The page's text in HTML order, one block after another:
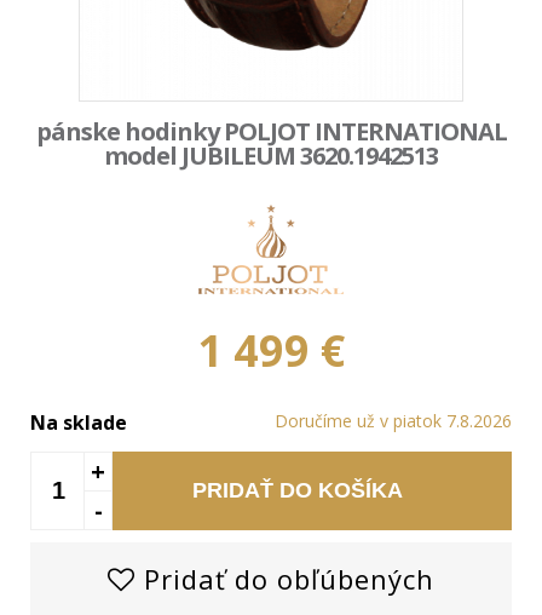
pánske hodinky POLJOT INTERNATIONAL
model JUBILEUM 3620.1942513
1 499 €
Na sklade Doručíme už v piatok 7.8.2026
PRIDAŤ DO KOŠÍKA
+
-
Pridať do obľúbených